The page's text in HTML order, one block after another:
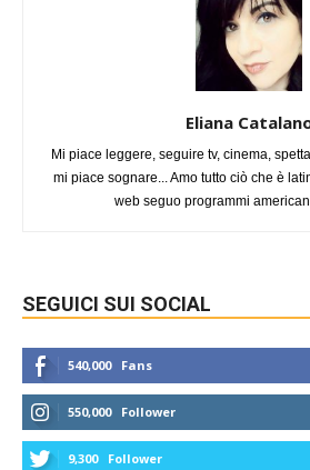
Eliana
Mi piace leggere, seguire tv, cinema,
mi piace sognare... Amo tutto ciò che è
web seguo programmi
SEGUICI SUI SOCIAL
540,000 Fans
550,000 Follower
9,300 Follower